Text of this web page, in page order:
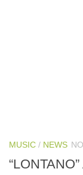
MUSIC / NEWS